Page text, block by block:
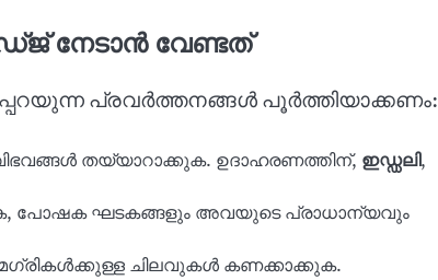
നേടാൻ വേണ്ടത്
പ്രവർത്തനങ്ങൾ പൂര്‍ത്തിയാക്കണം:
തയ്യാറാക്കുക. ഉദാഹരണത്തിന്, ഇഡ്ഡലി,
പോഷക ഘടകങ്ങളും അവയുടെ പ്രാധാന്യവും
ചിലവുകൾ കണക്കാക്കുക.